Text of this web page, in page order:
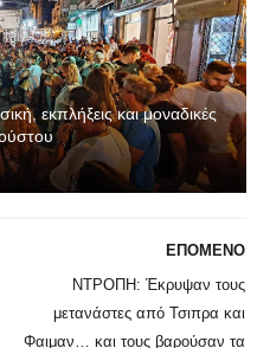
εκπλήξεις και μοναδικές
ΕΠΟΜΕΝΟ
ΝΤΡΟΠΗ: Έκρυψαν τους
μετανάστες από Τσιπρα και
Φαιμαν… και τους βαρούσαν τα